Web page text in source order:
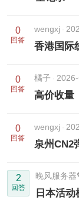
0
回答
wengxj
香港国际
0
回答
橘子
高价收量
0
回答
wengxj
泉州CN2
2
回答
晚风服务器
日本活动